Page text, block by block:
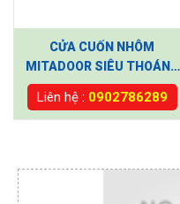
CỬA CUỐN NHÔM
MITADOOR SIÊU THOÁNG
X210R
Liên hệ : 0902786289